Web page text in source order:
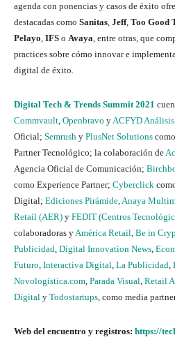
agenda con ponencias y casos de éxito
destacadas como Sanitas, Jeff, Too Good
Pelayo, IFS o Avaya, entre otras, que
practices sobre cómo innovar e
digital de éxito.
Digital Tech & Trends Summit 2021
Commvault, Openbravo yACFYD Análisis
Oficial; Semrush y PlusNet Solutions
Partner Tecnológico; la colaboración de
Agencia Oficial de Comunicación;
como Experience Partner; Cyberclick
Digital; Ediciones Pirámide,Anaya
Retail (AER) y FEDIT (Centros
colaboradoras yAmérica Retail, Be in
Publicidad, Digital Innovation News,
Futuro, Interactiva Digital, La Publicidad,
Novologística.com, Parada Visual, Retail
Digital y Todostartups, como media
Web del encuentro y registros: https://